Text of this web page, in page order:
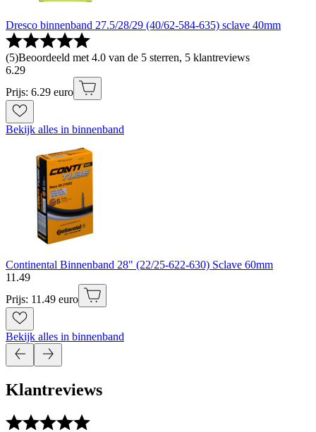
Dresco binnenband 27.5/28/29 (40/62-584-635) sclave 40mm
(5)Beoordeeld met 4.0 van de 5 sterren, 5 klantreviews
6.29
Prijs: 6.29 euro
Bekijk alles in binnenband
Continental Binnenband 28" (22/25-622-630) Sclave 60mm
11 .49
Prijs: 11.49 euro
Bekijk alles in binnenband
Klantreviews